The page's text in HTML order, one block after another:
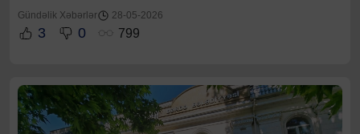
Gündəlik Xəbərlər 28-05-2026
3 0 799